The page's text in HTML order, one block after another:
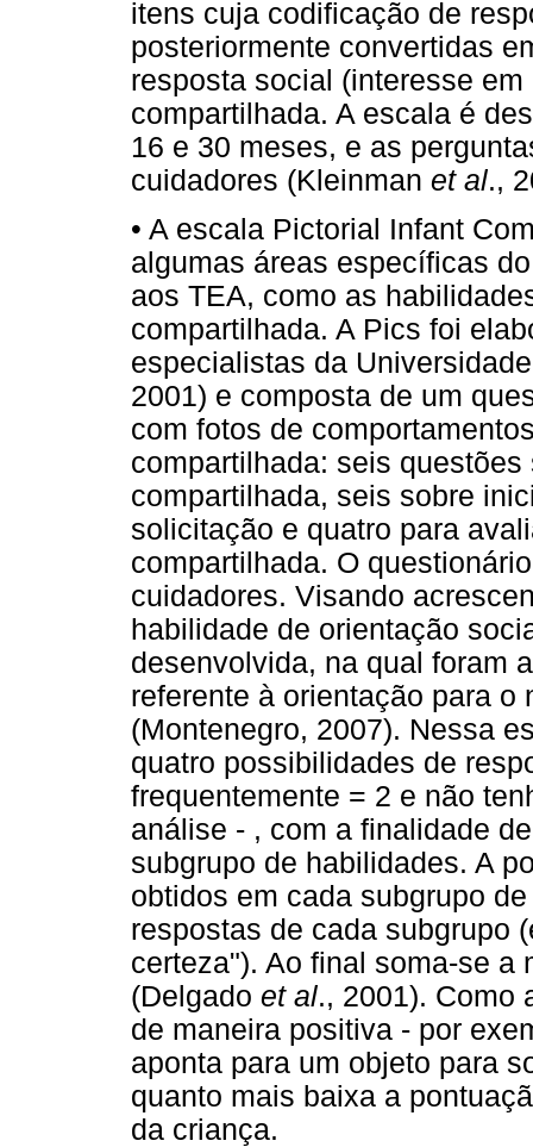
itens cuja codificação de
posteriormente convertidas
resposta social (interesse
compartilhada. A escala é
16 e 30 meses, e as
cuidadores (Kleinman et al.,
• A escala Pictorial Infant
algumas áreas específicas
aos TEA, como as
compartilhada. A Pics foi
especialistas da
2001) e composta de um
com fotos de
compartilhada: seis
compartilhada, seis sobre
solicitação e quatro para
compartilhada. O
cuidadores. Visando
habilidade de orientação
desenvolvida, na qual foram
referente à orientação para o
(Montenegro, 2007). Nessa
quatro possibilidades de
frequentemente = 2 e não
análise - , com a finalidade
subgrupo de habilidades. A
obtidos em cada subgrupo
respostas de cada subgrupo
certeza"). Ao final soma-se a
(Delgado et al., 2001). Como
de maneira positiva - por
aponta para um objeto para
quanto mais baixa a
da criança.